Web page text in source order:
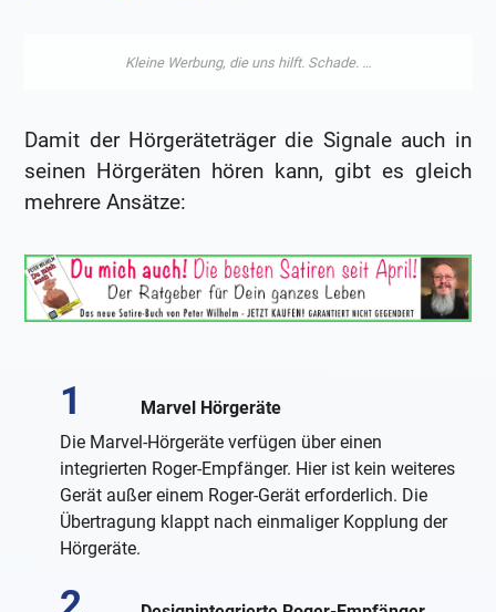
Damit der Hörgeräteträger die Signale auch in
seinen Hörgeräten hören kann, gibt es gleich
mehrere Ansätze:
Marvel Hörgeräte
Die Marvel-Hörgeräte verfügen über einen
integrierten Roger-Empfänger. Hier ist kein weiteres
Gerät außer einem Roger-Gerät erforderlich. Die
Übertragung klappt nach einmaliger Kopplung der
Hörgeräte.